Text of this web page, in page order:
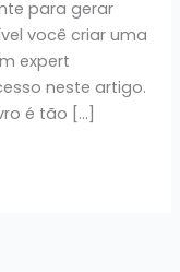
para gerar
você criar uma
expert
neste artigo.
é tão […]